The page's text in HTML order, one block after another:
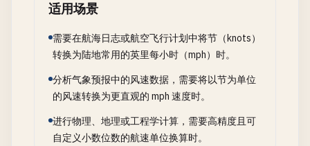
适用场景
需要在航海日志或航空飞行计划中将节（knots）
转换为陆地常用的英里每小时（mph）时。
分析气象预报中的风速数据，需要将以节为单位
的风速转换为更直观的 mph 速度时。
进行物理、地理或工程学计算，需要高精度且可
自定义小数位数的航速单位换算时。